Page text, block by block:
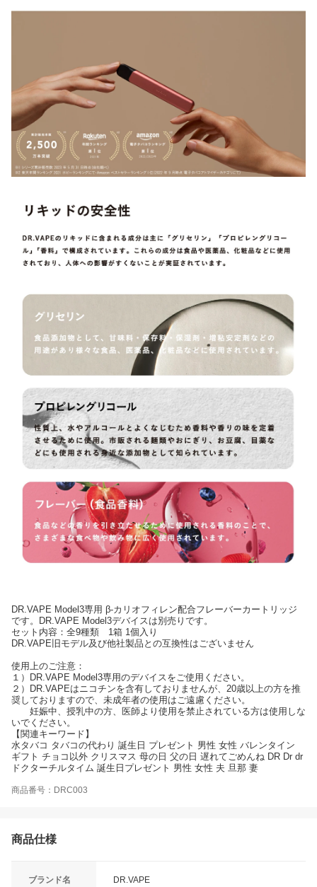
DR.VAPE Model3専用 β-カリオフィレン配合フレーバーカートリッジ
です。DR.VAPE Model3デバイスは別売りです。
セット内容：全9種類 1箱 1個入り
DR.VAPE旧モデル及び他社製品との互換性はございません
使用上のご注意：
１）DR.VAPE Model3専用のデバイスをご使用ください。
２）DR.VAPEはニコチンを含有しておりませんが、20歳以上の方を推
奨しておりますので、未成年者の使用はご遠慮ください。
妊娠中、授乳中の方、医師より使用を禁止されている方は使用しな
いでください。
【関連キーワード】
水タバコ タバコの代わり 誕生日 プレゼント 男性 女性 バレンタイン
ギフト チョコ以外 クリスマス 母の日 父の日 遅れてごめんね DR Dr dr
ドクターチルタイム 誕生日プレゼント 男性 女性 夫 旦那 妻
商品番号：DRC003
商品仕様
ブランド名 DR.VAPE